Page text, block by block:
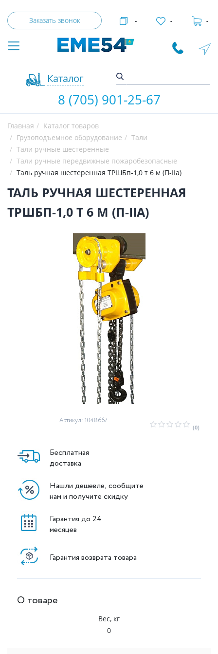
Заказать звонок
Каталог
- - -
8 (705) 901-25-67
Главная
Каталог товаров
Грузоподъемное оборудование
Тали
Тали ручные шестеренные
Тали ручные передвижные пожаробезопасные
Таль ручная шестеренная ТРШБп-1,0 т 6 м (П-IIa)
ТАЛЬ РУЧНАЯ ШЕСТЕРЕННАЯ
ТРШБП-1,0 Т 6 М (П-IIA)
Артикул: 1048667
(0)
Бесплатная
доставка
Нашли дешевле, сообщите
нам и получите скидку
Гарантия до 24
месяцев
Гарантия возврата товара
О товаре
Вес, кг
0